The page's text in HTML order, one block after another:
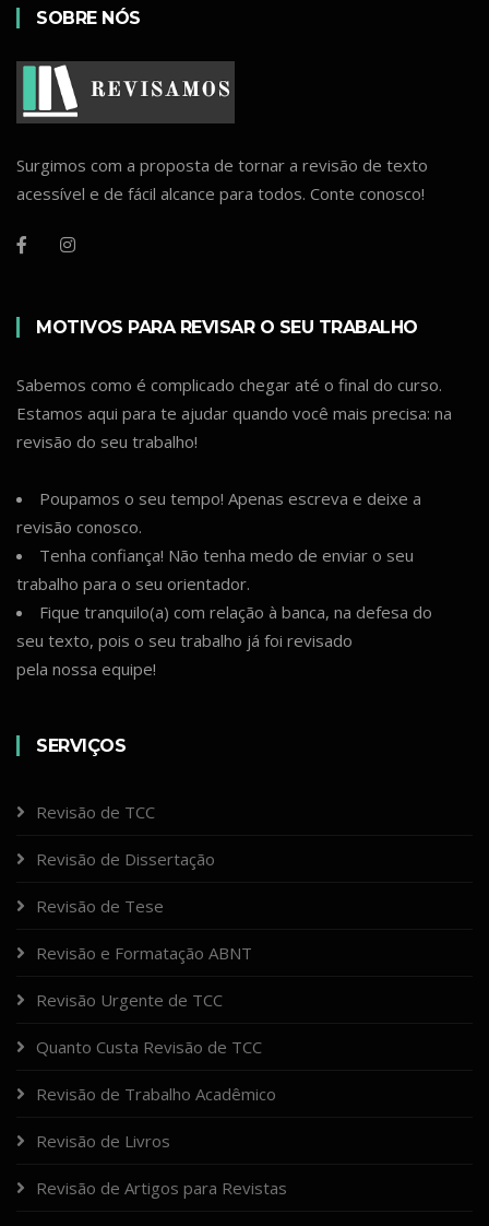
SOBRE NÓS
Surgimos com a proposta de tornar a revisão de texto
acessível e de fácil alcance para todos. Conte conosco!
MOTIVOS PARA REVISAR O SEU TRABALHO
Sabemos como é complicado chegar até o final do curso.
Estamos aqui para te ajudar quando você mais precisa: na
revisão do seu trabalho!
Poupamos o seu tempo! Apenas escreva e deixe a
revisão conosco.
Tenha confiança! Não tenha medo de enviar o seu
trabalho para o seu orientador.
Fique tranquilo(a) com relação à banca, na defesa do
seu texto, pois o seu trabalho já foi revisado
pela nossa equipe!
SERVIÇOS
Revisão de TCC
Revisão de Dissertação
Revisão de Tese
Revisão e Formatação ABNT
Revisão Urgente de TCC
Quanto Custa Revisão de TCC
Revisão de Trabalho Acadêmico
Revisão de Livros
Revisão de Artigos para Revistas